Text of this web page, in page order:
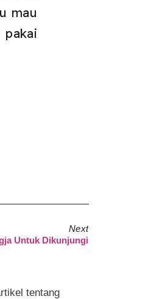
mau
pakai
Next
Untuk Dikunjungi
tentang